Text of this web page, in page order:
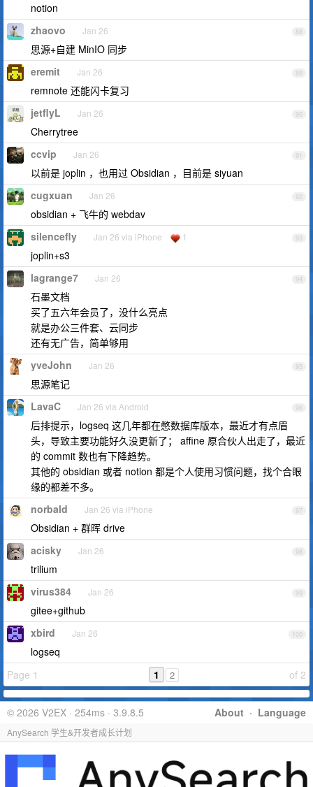
notion
88
zhaovo Jan 26
思源+自建 MinIO 同步
89
eremit Jan 26
remnote 还能闪卡复习
90
jetflyL Jan 26
Cherrytree
91
ccvip Jan 26
以前是 joplin ，也用过 Obsidian ，目前是 siyuan
92
cugxuan Jan 26
obsidian + 飞牛的 webdav
93
silencefly Jan 26 via iPhone 1
joplin+s3
94
lagrange7 Jan 26
石墨文档
买了五六年会员了，没什么亮点
就是办公三件套、云同步
还有无广告，简单够用
95
yveJohn Jan 26
思源笔记
96
LavaC Jan 26 via Android
后排提示，logseq 这几年都在憋数据库版本，最近才有点眉
头，导致主要功能好久没更新了； affine 原合伙人出走了，最近
的 commit 数也有下降趋势。
其他的 obsidian 或者 notion 都是个人使用习惯问题，找个合眼
缘的都差不多。
97
norbald Jan 26 via iPhone
Obsidian + 群晖 drive
98
acisky Jan 26
trilium
99
virus384 Jan 26
gitee+github
100
xbird Jan 26
logseq
Page 1
of 2
1 2
About · Language
© 2026 V2EX · 254ms · 3.9.8.5
AnySearch 学生&开发者成长计划